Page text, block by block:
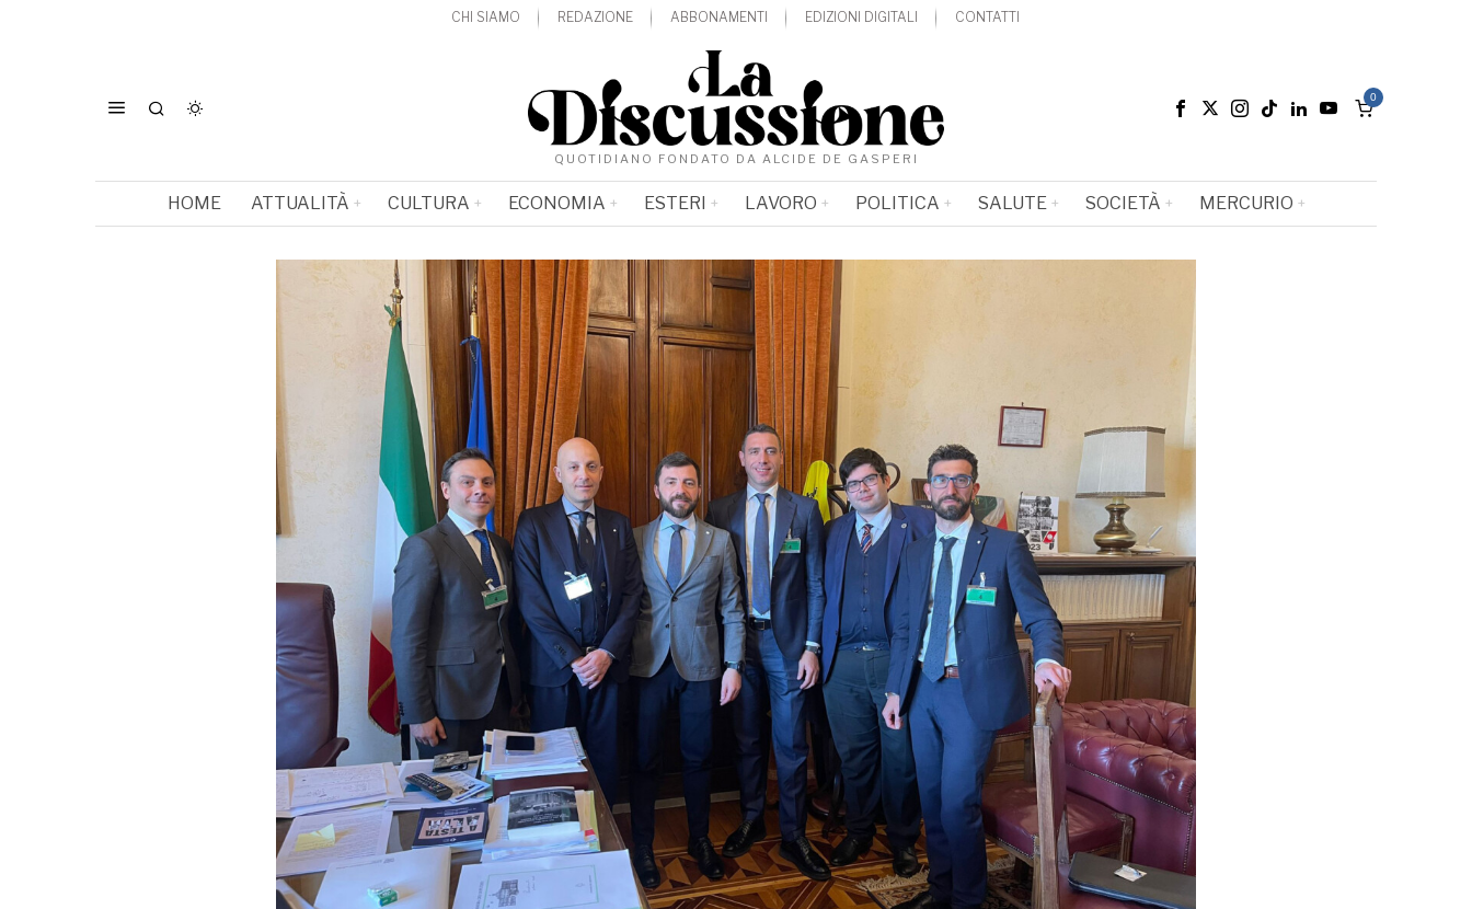
CHI SIAMO REDAZIONE ABBONAMENTI EDIZIONI DIGITALI CONTATTI
QUOTIDIANO FONDATO DA ALCIDE DE GASPERI
0
HOME ATTUALITÀ CULTURA ECONOMIA ESTERI LAVORO POLITICA SALUTE SOCIETÀ MERCURIO